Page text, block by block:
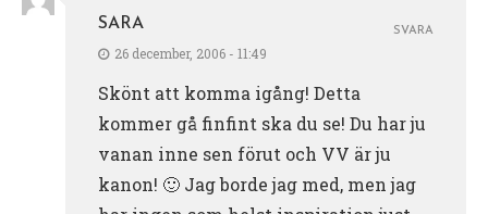
SARA
26 december, 2006 - 11:49
Skönt att komma igång! Detta
kommer gå finfint ska du se! Du har ju
vanan inne sen förut och VV är ju
kanon! 🙂 Jag borde jag med, men jag
SVARA